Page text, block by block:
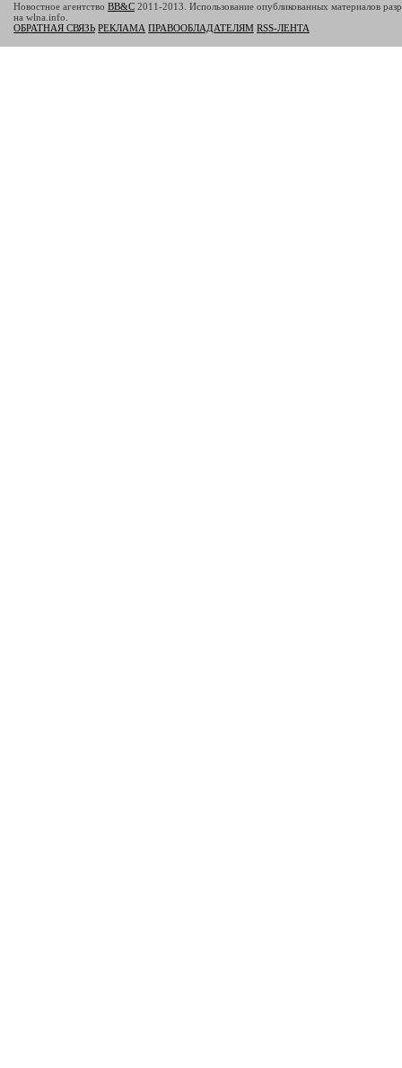
Новостное агентство BB&C 2011-2013. Использование опубликованных материалов
на wlna.info.
ОБРАТНАЯ СВЯЗЬ РЕКЛАМА ПРАВООБЛАДАТЕЛЯМ RSS-ЛЕНТА